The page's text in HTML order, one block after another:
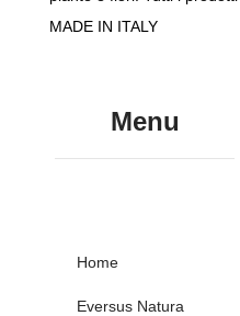
MADE IN ITALY
Menu
Home
Eversus Natura